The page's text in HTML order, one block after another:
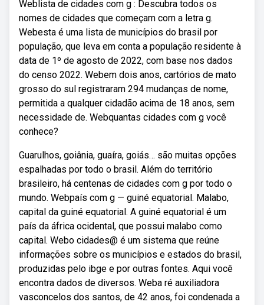
Weblista de cidades com g : Descubra todos os
nomes de cidades que começam com a letra g.
Webesta é uma lista de municípios do brasil por
população, que leva em conta a população residente à
data de 1º de agosto de 2022, com base nos dados
do censo 2022. Webem dois anos, cartórios de mato
grosso do sul registraram 294 mudanças de nome,
permitida a qualquer cidadão acima de 18 anos, sem
necessidade de. Webquantas cidades com g você
conhece?
Guarulhos, goiânia, guaíra, goiás… são muitas opções
espalhadas por todo o brasil. Além do território
brasileiro, há centenas de cidades com g por todo o
mundo. Webpaís com g — guiné equatorial. Malabo,
capital da guiné equatorial. A guiné equatorial é um
país da áfrica ocidental, que possui malabo como
capital. Webo cidades@ é um sistema que reúne
informações sobre os municípios e estados do brasil,
produzidas pelo ibge e por outras fontes. Aqui você
encontra dados de diversos. Weba ré auxiliadora
vasconcelos dos santos, de 42 anos, foi condenada a